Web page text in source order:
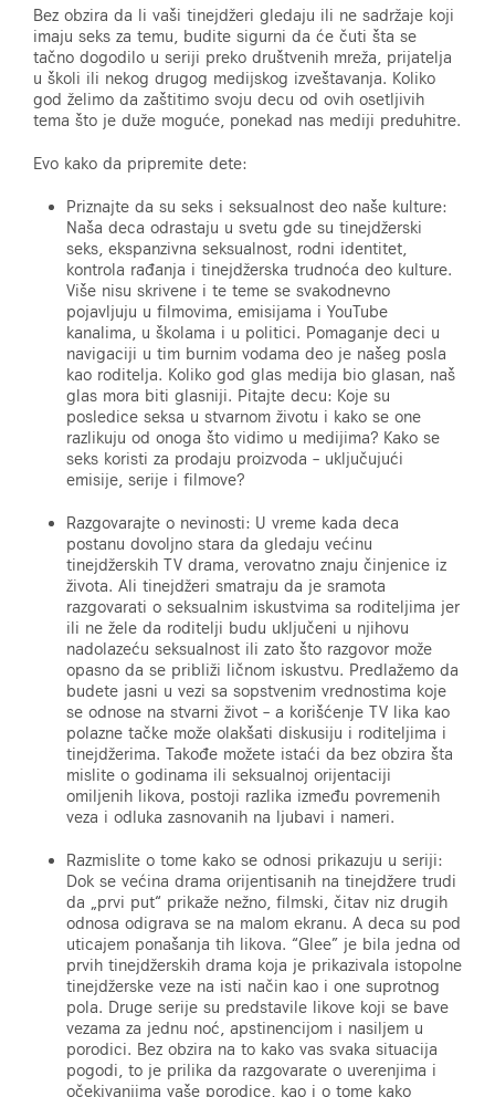
Bez obzira da li vaši tinejdžeri gledaju ili ne sadržaje koji
imaju seks za temu, budite sigurni da će čuti šta se
tačno dogodilo u seriji preko društvenih mreža, prijatelja
u školi ili nekog drugog medijskog izveštavanja. Koliko
god želimo da zaštitimo svoju decu od ovih osetljivih
tema što je duže moguće, ponekad nas mediji preduhitre.
Evo kako da pripremite dete:
Priznajte da su seks i seksualnost deo naše kulture:
Naša deca odrastaju u svetu gde su tinejdžerski
seks, ekspanzivna seksualnost, rodni identitet,
kontrola rađanja i tinejdžerska trudnoća deo kulture.
Više nisu skrivene i te teme se svakodnevno
pojavljuju u filmovima, emisijama i YouTube
kanalima, u školama i u politici. Pomaganje deci u
navigaciji u tim burnim vodama deo je našeg posla
kao roditelja. Koliko god glas medija bio glasan, naš
glas mora biti glasniji. Pitajte decu: Koje su
posledice seksa u stvarnom životu i kako se one
razlikuju od onoga što vidimo u medijima? Kako se
seks koristi za prodaju proizvoda – uključujući
emisije, serije i filmove?
Razgovarajte o nevinosti: U vreme kada deca
postanu dovoljno stara da gledaju većinu
tinejdžerskih TV drama, verovatno znaju činjenice iz
života. Ali tinejdžeri smatraju da je sramota
razgovarati o seksualnim iskustvima sa roditeljima jer
ili ne žele da roditelji budu uključeni u njihovu
nadolazeću seksualnost ili zato što razgovor može
opasno da se približi ličnom iskustvu. Predlažemo da
budete jasni u vezi sa sopstvenim vrednostima koje
se odnose na stvarni život – a korišćenje TV lika kao
polazne tačke može olakšati diskusiju i roditeljima i
tinejdžerima. Takođe možete istaći da bez obzira šta
mislite o godinama ili seksualnoj orijentaciji
omiljenih likova, postoji razlika između povremenih
veza i odluka zasnovanih na ljubavi i nameri.
Razmislite o tome kako se odnosi prikazuju u seriji:
Dok se većina drama orijentisanih na tinejdžere trudi
da „prvi put“ prikaže nežno, filmski, čitav niz drugih
odnosa odigrava se na malom ekranu. A deca su pod
uticajem ponašanja tih likova. “Glee” je bila jedna od
prvih tinejdžerskih drama koja je prikazivala istopolne
tinejdžerske veze na isti način kao i one suprotnog
pola. Druge serije su predstavile likove koji se bave
vezama za jednu noć, apstinencijom i nasiljem u
porodici. Bez obzira na to kako vas svaka situacija
pogodi, to je prilika da razgovarate o uverenjima i
očekivanjima vaše porodice, kao i o tome kako